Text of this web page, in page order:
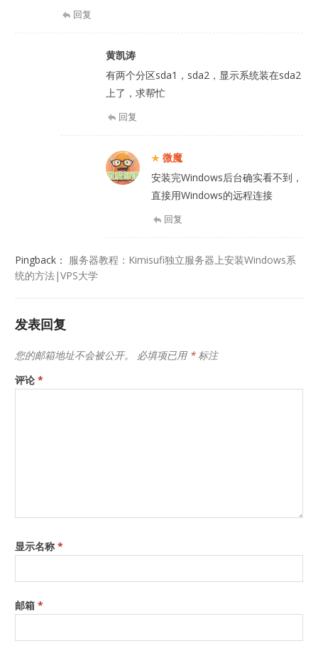
回复
黄凯涛
有两个分区sda1，sda2，显示系统装在sda2
上了，求帮忙
回复
微魔
安装完Windows后台确实看不到，
直接用Windows的远程连接
回复
Pingback： 服务器教程：Kimisufi独立服务器上安装Windows系
统的方法|VPS大学
发表回复
您的邮箱地址不会被公开。 必填项已用 *标注
评论*
显示名称*
邮箱*